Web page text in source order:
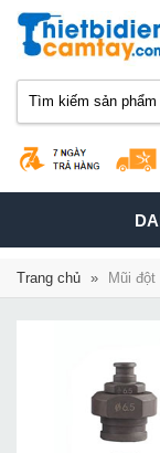
Trang chủ » Mũi